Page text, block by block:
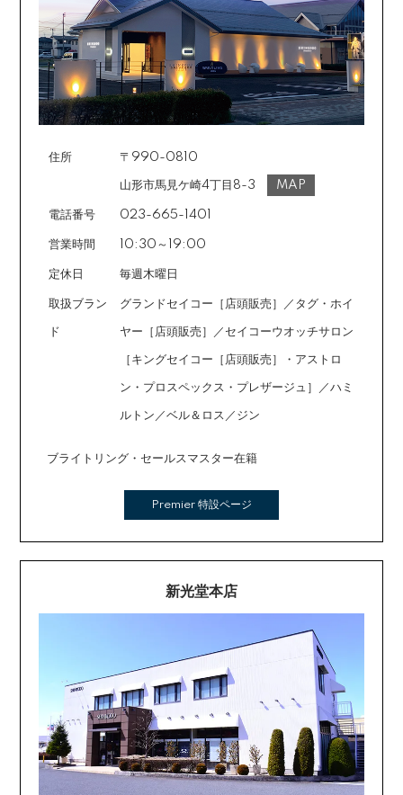
《ショッピングクレジット》
ご注文受付メールにあわせて、お手続き用のURLをEメ
ールまたはショートメールにてお送りいたします。必要
事項をご入力の上、お手続きをお願いいたします。分割
回数は基本的に10～60回の中からお選びいただきま
場合によっては2～6回も可能ですのでご希望のお客様は
ご注文時に備考欄でお知らせください。※ショッピングク
住所 〒990-0810
山形市馬見ケ崎4丁目8-3 MAP
電話番号 023-665-1401
営業時間 10:30～19:00
定休日 毎週木曜日
取扱ブラン
ド
グランドセイコー［店頭販売］／タグ・ホイ
ヤー［店頭販売］／セイコーウオッチサロン
［キングセイコー［店頭販売］・アストロ
ン・プロスペックス・プレザージュ］／ハミ
ルトン／ベル＆ロス／ジン
ブライトリング・セールスマスター在籍
Premier 特設ページ
新光堂本店